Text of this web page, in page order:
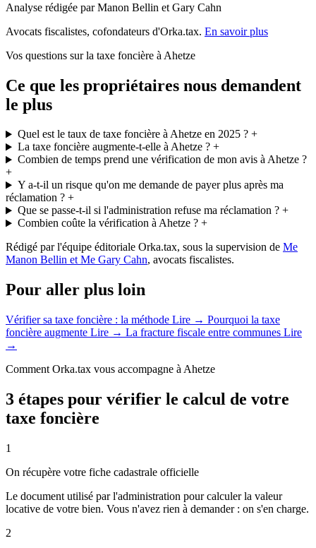
Analyse rédigée par Manon Bellin et Gary Cahn
Avocats fiscalistes, cofondateurs d'Orka.tax. En savoir plus
Vos questions sur la taxe foncière à Ahetze
Ce que les propriétaires nous demandent
le plus
Quel est le taux de taxe foncière à Ahetze en 2025 ?+
La taxe foncière augmente-t-elle à Ahetze ?+
Combien de temps prend une vérification de mon avis à Ahetze ?
+
Y a-t-il un risque qu'on me demande de payer plus après ma
réclamation ? +
Que se passe-t-il si l'administration refuse ma réclamation ?+
Combien coûte la vérification à Ahetze ?+
Rédigé par l'équipe éditoriale Orka.tax, sous la supervision de Me
Manon Bellin et Me Gary Cahn, avocats fiscalistes.
Pour aller plus loin
Vérifier sa taxe foncière : la méthode Lire → Pourquoi la taxe
foncière augmente Lire → La fracture fiscale entre communes Lire
→
Comment Orka.tax vous accompagne à Ahetze
3 étapes pour vérifier le calcul de votre
taxe foncière
1
On récupère votre fiche cadastrale officielle
Le document utilisé par l'administration pour calculer la valeur
locative de votre bien. Vous n'avez rien à demander : on s'en charge.
2